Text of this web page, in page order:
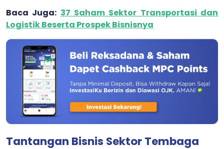
Baca Juga: 37 Saham Sektor Transportasi dan
Logistik Beserta Prospek Bisnisnya
Tantangan Bisnis Sektor Tembaga